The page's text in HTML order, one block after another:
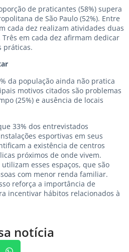
de praticantes (58%) supera
de São Paulo (52%). Entre
cada dez realizam atividades duas
em cada dez afirmam dedicar
práticas.
da população ainda não pratica
motivos citados são problemas
(25%) e ausência de locais
33% dos entrevistados
esportivas em seus
a existência de centros
próximos de onde vivem.
esses espaços, que são
com menor renda familiar.
reforça a importância de
incentivar hábitos relacionados à
notícia